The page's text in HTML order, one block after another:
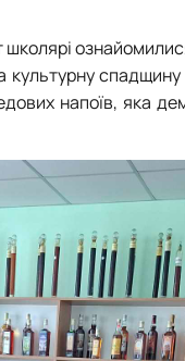
культурну
напоїв, яка